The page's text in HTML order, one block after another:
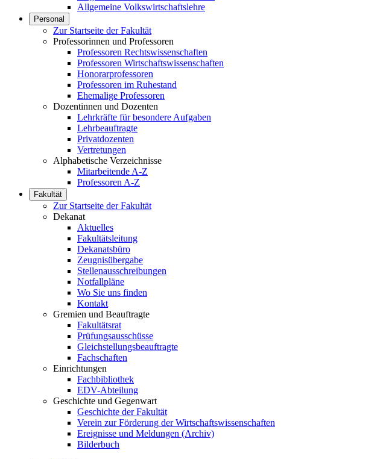
Allgemeine Volkswirtschaftslehre
Personal
Zur Startseite der Fakultät
Professorinnen und Professoren
Professoren Rechtswissenschaften
Professoren Wirtschaftswissenschaften
Honorarprofessoren
Professoren im Ruhestand
Ehemalige Professoren
Dozentinnen und Dozenten
Lehrkräfte für besondere Aufgaben
Lehrbeauftragte
Privatdozenten
Vertretungen
Alphabetische Verzeichnisse
Mitarbeitende A-Z
Professoren A-Z
Fakultät
Zur Startseite der Fakultät
Dekanat
Aktuelles
Fakultätsleitung
Dekanatsbüro
Zeugnisübergabe
Stellenausschreibungen
Notfallpläne
Wo Sie uns finden
Kontakt
Gremien und Beauftragte
Fakultätsrat
Prüfungsausschüsse
Gleichstellungsbeauftragte
Fachschaften
Einrichtungen
Fachbibliothek
EDV-Abteilung
Geschichte und Gegenwart
Geschichte der Fakultät
Verein zur Förderung der Wirtschaftswissenschaften
Ereignisse und Meldungen (Archiv)
Bilderbuch